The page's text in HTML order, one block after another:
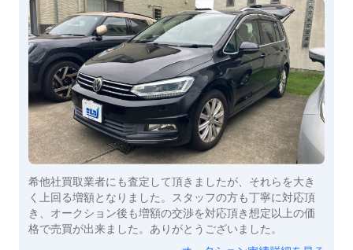
希他社買取業者にも査定して頂きましたが、それらを大き
く上回る増額となりました。スタッフの方も丁寧に対応頂
き、オークション後も増額の交渉を対応頂き想定以上の価
格で売買が出来ました。ありがとうございました。